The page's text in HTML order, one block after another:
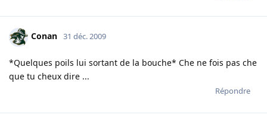
Conan 31 déc. 2009
*Quelques poils lui sortant de la bouche* Che ne fois pas che
que tu cheux dire ...
Répondre